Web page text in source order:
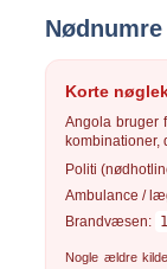
Korte
Angola bruger
kombinationer,
Politi
Ambulance /
Brandvæsen:
Nogle ældre